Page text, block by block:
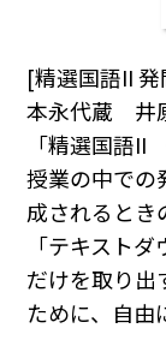
[精選国語II
本永代蔵 井
「精選国語II
授業の中での
成されるとき
「テキスト
だけを取り出
ために、自由